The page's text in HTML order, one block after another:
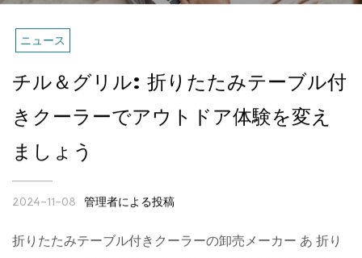
ニュース
チル＆グリル: 折りたたみテーブル付
きクーラーでアウトドア体験を変え
ましょう
2024-11-08 管理者による投稿
折りたたみテーブル付きクーラーの卸売メーカー あ 折り